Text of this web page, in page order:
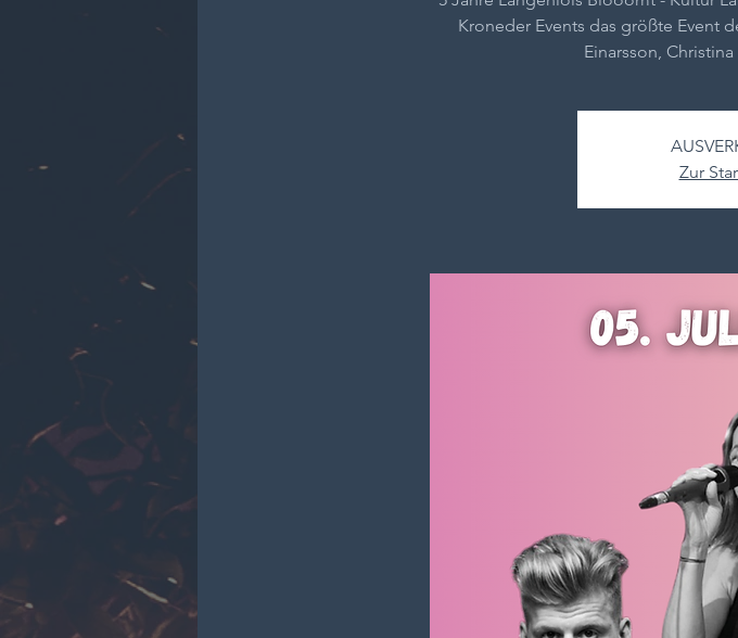
Kroneder Events das größte Event
Einarsson,
Zur